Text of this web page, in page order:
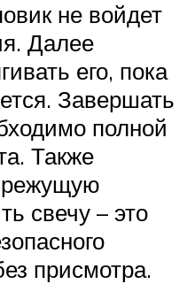
не войдет
Далее
его, пока
Завершать
полной
Также
режущую
свечу – это
присмотра.